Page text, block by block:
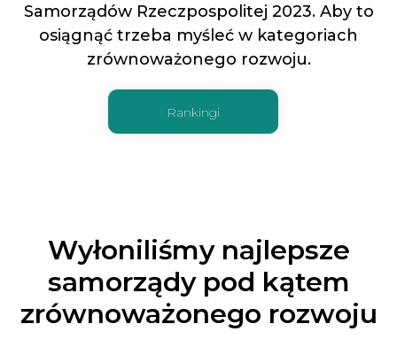
Samorządów Rzeczpospolitej 2023. Aby to
osiągnąć trzeba myśleć w kategoriach
zrównoważonego rozwoju.
Rankingi
Wyłoniliśmy najlepsze
samorządy pod kątem
zrównoważonego rozwoju